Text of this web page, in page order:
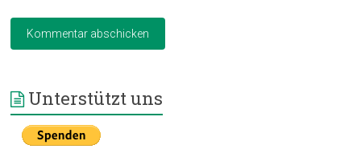
Unterstützt uns